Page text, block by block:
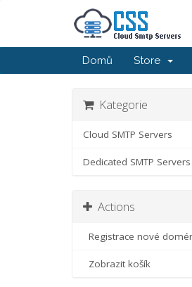
Domů Store
Kategorie
Cloud SMTP Servers
Dedicated SMTP Servers
Actions
Registrace nové
Zobrazit košík